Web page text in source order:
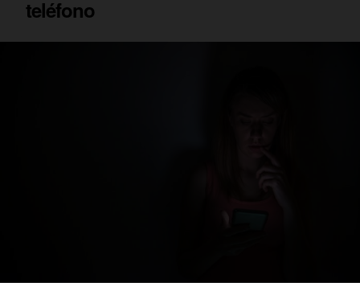
teléfono